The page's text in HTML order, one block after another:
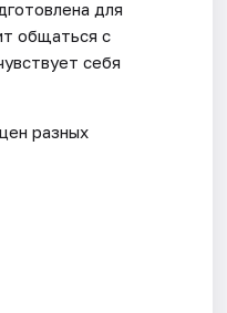
для
общаться с
себя
разных